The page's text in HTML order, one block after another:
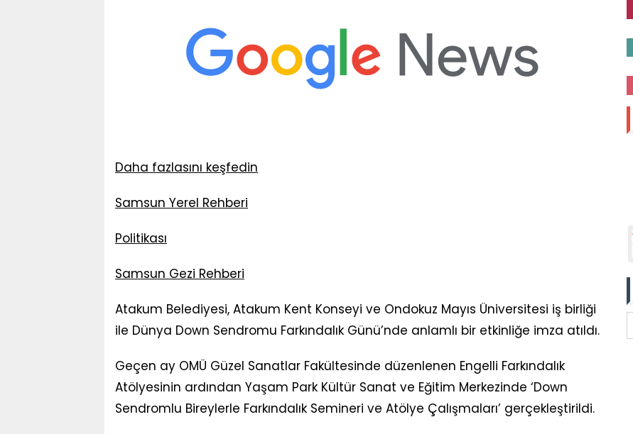
Daha fazlasını keşfedin
Samsun Yerel Rehberi
Politikası
Samsun Gezi Rehberi
Atakum Belediyesi, Atakum Kent Konseyi ve Ondokuz Mayıs Üniversitesi iş birliği
ile Dünya Down Sendromu Farkındalık Günü’nde anlamlı bir etkinliğe imza atıldı.
Geçen ay OMÜ Güzel Sanatlar Fakültesinde düzenlenen Engelli Farkındalık
Atölyesinin ardından Yaşam Park Kültür Sanat ve Eğitim Merkezinde ‘Down
Sendromlu Bireylerle Farkındalık Semineri ve Atölye Çalışmaları’ gerçekleştirildi.